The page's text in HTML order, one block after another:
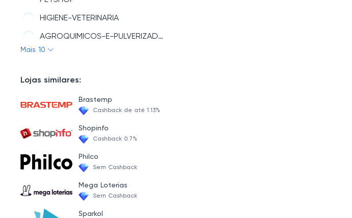
PAPELARIA
INDUSTRIA-E-COMERCIO
INFORMATICA
INSTRUMENTOS-MUSICAIS
ESPORTE-E-LAZER
AUDIO
ELETROPORTATEIS
BEBIDAS-ALCOOLICAS
HIGIENE-VETERINARIA
AGROQUIMICOS-E-PULVERIZADORES
CORDAS
ARTIGOS-PECUARIOS
Mais 10
Lojas similares:
Brastemp
Cashback de até 1.13%
Shopinfo
Cashback 0.7%
Philco
Sem Cashback
Mega Loterias
Sem Cashback
Sparkol